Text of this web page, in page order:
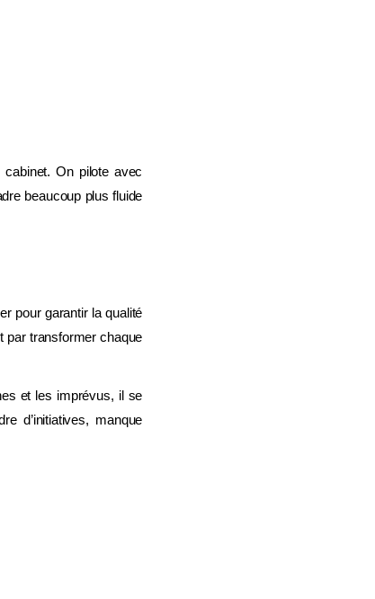
On pilote avec
beaucoup plus fluide
pour garantir la qualité
par transformer chaque
et les imprévus, il se
d’initiatives, manque